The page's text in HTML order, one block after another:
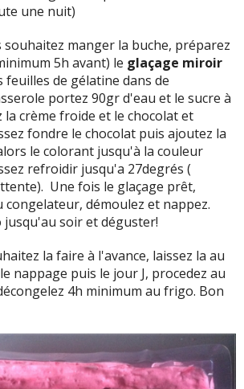
une nuit)
manger la buche, préparez
5h avant) le glaçage miroir
de gélatine dans de
portez 90gr d'eau et le sucre à
crème froide et le chocolat et
fondre le chocolat puis ajoutez la
le colorant jusqu'à la couleur
refroidir jusqu'a 27degrés (
Une fois le glaçage prêt,
congelateur, démoulez et nappez.
jusqu'au soir et déguster!
la faire à l'avance, laissez la au
nappage puis le jour J, procedez au
4h minimum au frigo. Bon